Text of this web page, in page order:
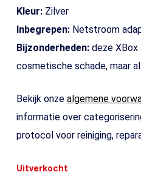
Kleur:Zilver
Inbegrepen:Netstroom
Bijzonderheden:deze
cosmetische schade, maar
Bekijk onze algemene
informatie over
protocol voor reiniging,
Uitverkocht